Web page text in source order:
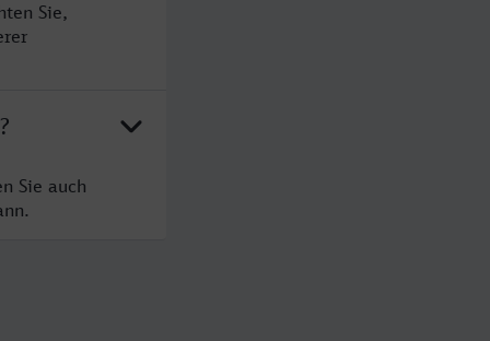
Sie,
Sie auch